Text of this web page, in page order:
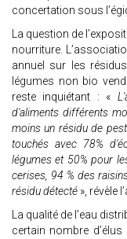
concertation sous
La question de
nourriture.
annuel sur les
légumes non bio
reste inquiétant : «
d'aliments différents
moins un résidu de
touchés avec 78%
légumes et 50% pour
cerises, 94 % des
résidu détecté », révèle
La qualité de l’eau
certain nombre